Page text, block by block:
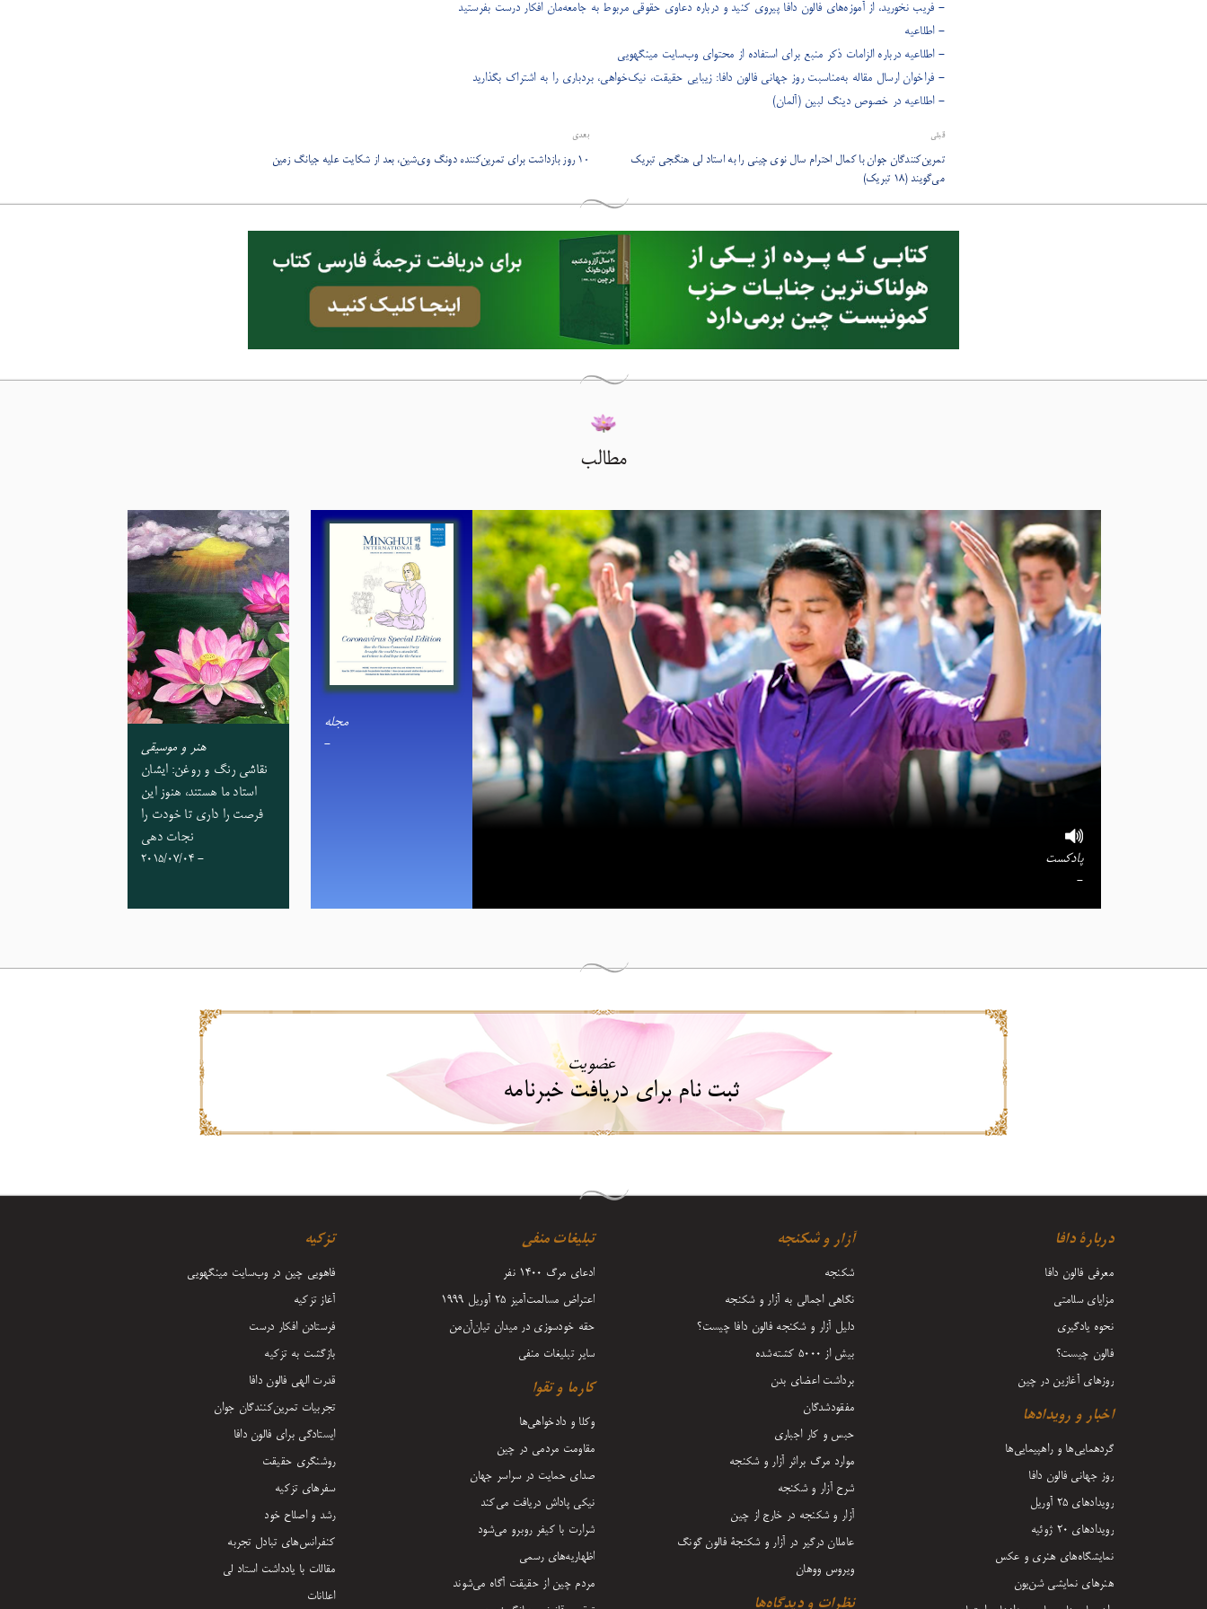
- فریب نخورید، از آموزه‌های فالون دافا پیروی کنید و درباره دعاوی حقوقی مربوط به جامعه‌مان افکار درست بفرستید
- اطلاعیه
- اطلاعیه درباره الزامات ذکر منبع برای استفاده از محتوای وب‌سایت مینگهویی
- فراخوان ارسال مقاله به‌مناسبت روز جهانی فالون دافا: زیبایی حقیقت، نیک‌خواهی، بردباری را به اشتراک بگذارید
- اطلاعیه در خصوص دینگ لبین (آلمان)
قبلی
تمرین‌کنندگان جوان با کمال احترام سال نوی چینی را به استاد لی هنگجی تبریک
می‌گویند (18 تبریک)
بعدی
۱۰ روز بازداشت برای تمرین‌کننده دونگ وی‌شین، بعد از شکایت علیه جیانگ زمین
مطالب
پادکست
-
مجله
-
هنر و موسیقی
نقاشی رنگ و روغن: ایشان
استاد ما هستند، هنوز این
فرصت را داری تا خودت را
نجات دهی
- 2015/07/04
عضویت
ثبت نام برای دریافت خبرنامه
دربارۀ دافا
معرفی فالون دافا
مزایای سلامتی
نحوه یادگیری
فالون چیست؟
روزهای آغازین در چین
اخبار و رویدادها
گردهمایی‌ها و راهپیمایی‌ها
روز جهانی فالون دافا
رویدادهای ۲۵ آوریل
رویدادهای ۲۰ ژوئیه
نمایشگاه‌های هنری و عکس
هنرهای نمایشی شن‌یون
آزار و شکنجه
شکنجه
نگاهی اجمالی به آزار و شکنجه
دلیل آزار و شکنجه فالون دافا چیست؟
بیش از 5000 کشته‌شده
برداشت اعضای بدن
مفقودشدگان
حبس و کار اجباری
موارد مرگ براثر آزار و شکنجه
شرح آزار و شکنجه
آزار و شکنجه در خارج از چین
عاملان درگیر در آزار و شکنجۀ فالون گونگ
ویروس ووهان
نظرات و دیدگاه‌ها
تبلیغات منفی
ادعای مرگ 1400 نفر
اعتراض مسالمت‌آمیز ۲۵ آوریل ۱۹۹۹
حقه خودسوزی در میدان تیان‌آن‌من
سایر تبلیغات منفی
کارما و تقوا
وکلا و دادخواهی‌ها
مقاومت مردمی در چین
صدای حمایت در سراسر جهان
نیکی پاداش دریافت می‌کند
شرارت با کیفر روبرو می‌شود
اظهاریه‌های رسمی
مردم چین از حقیقت آگاه می‌شوند
تزکیه
فاهویی چین در وب‌سایت مینگهویی
آغاز تزکیه
فرستادن افکار درست
بازگشت به تزکیه
قدرت الهی فالون دافا
تجربیات تمرین‌کنندگان جوان
ایستادگی برای فالون دافا
روشنگری حقیقت
سفرهای تزکیه
رشد و اصلاح خود
کنفرانس‌های تبادل تجربه
مقالات با یادداشت‌ استاد لی
اعلانات